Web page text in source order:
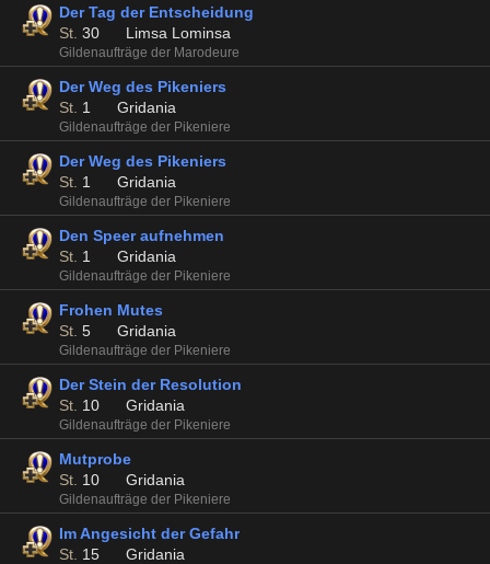
Der Tag der Entscheidung
St. 30 Limsa Lominsa
Gildenaufträge der Marodeure
Der Weg des Pikeniers
St. 1 Gridania
Gildenaufträge der Pikeniere
Der Weg des Pikeniers
St. 1 Gridania
Gildenaufträge der Pikeniere
Den Speer aufnehmen
St. 1 Gridania
Gildenaufträge der Pikeniere
Frohen Mutes
St. 5 Gridania
Gildenaufträge der Pikeniere
Der Stein der Resolution
St. 10 Gridania
Gildenaufträge der Pikeniere
Mutprobe
St. 10 Gridania
Gildenaufträge der Pikeniere
Im Angesicht der Gefahr
St. 15 Gridania